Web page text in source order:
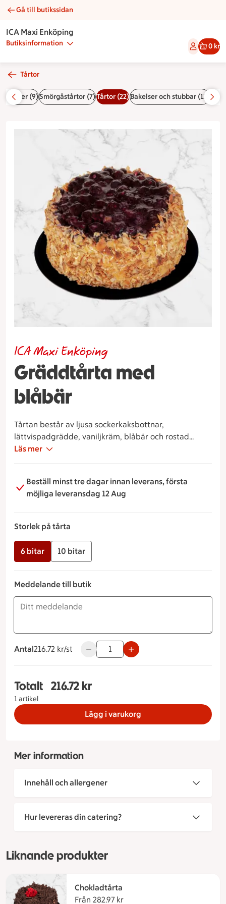
Gräddtårta med blåbär | Catering ICA Maxi Enköping
Gå till butikssidan
ICA Maxi Enköping
Butiksinformation 0 kr
Tårtor
Bufféer (9)Smörgåstårtor (7)Tårtor (22)Bakelser och stubbar (13)
Gräddtårta med
blåbär
ICA Maxi Enköping
Tårtan består av ljusa sockerkaksbottnar,
lättvispadgrädde, vaniljkräm, blåbär och rostad
hyvlad mandel på kanten. Uppe på tårtan finner du
Läs mer
Beställ minst tre dagar innan leverans, första
möjliga leveransdag 12 Aug
Storlek på tårta
6 bitar 10 bitar
Meddelande till butik
Antal
216.72 kronor styck
216.72 kr/st Använd knapparna för att minska
Totalt
1 artikel
Totalt 1 stycken Gräddtårta med blåbär Storlek
216.72 kr
Lägg i varukorg
Mer information
Innehåll och allergener
Hur levereras din catering?
Liknande produkter
Chokladtårta
Från 282.97 kr